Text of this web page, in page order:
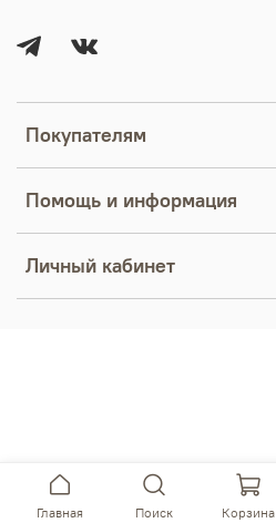
Покупателям
Помощь и информация
Личный кабинет
Главная Поиск Корзина